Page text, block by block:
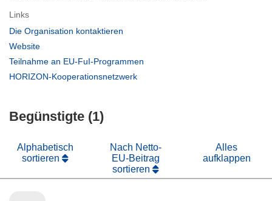
Links
Die Organisation kontaktieren
Website
in
Fenster)
Teilnahme an EU-FuI-Programmen
HORIZON-Kooperationsnetzwerk
Begünstigte (1)
Alphabetisch
sortieren
Nach Netto-
EU-Beitrag
sortieren
Alles
aufklappen